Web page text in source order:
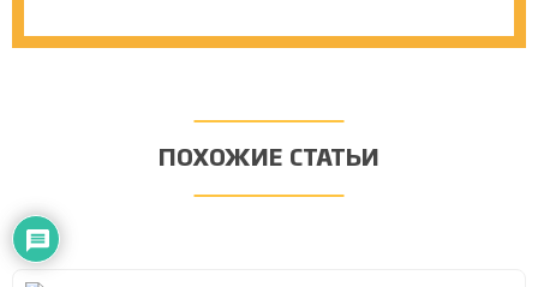
ПОХОЖИЕ СТАТЬИ